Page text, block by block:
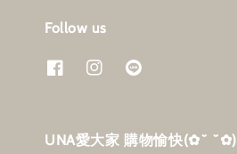
Follow us
UNA愛大家 購物愉快‎(✿˘ ˘✿)